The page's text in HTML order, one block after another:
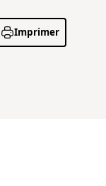
Imprimer